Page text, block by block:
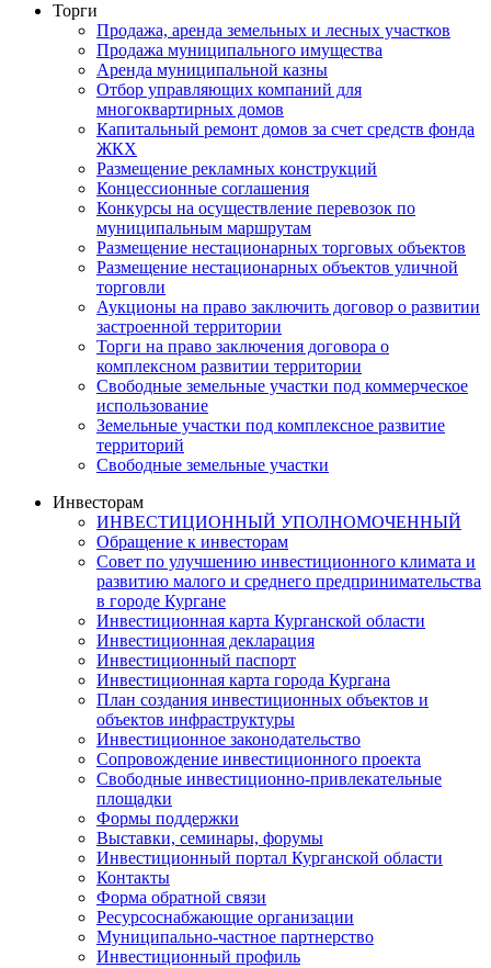
Торги
Продажа, аренда земельных и лесных участков
Продажа муниципального имущества
Аренда муниципальной казны
Отбор управляющих компаний для
многоквартирных домов
Капитальный ремонт домов за счет средств фонда
ЖКХ
Размещение рекламных конструкций
Концессионные соглашения
Конкурсы на осуществление перевозок по
муниципальным маршрутам
Размещение нестационарных торговых объектов
Размещение нестационарных объектов уличной
торговли
Аукционы на право заключить договор о развитии
застроенной территории
Торги на право заключения договора о
комплексном развитии территории
Свободные земельные участки под коммерческое
использование
Земельные участки под комплексное развитие
территорий
Свободные земельные участки
Инвесторам
ИНВЕСТИЦИОННЫЙ УПОЛНОМОЧЕННЫЙ
Обращение к инвесторам
Совет по улучшению инвестиционного климата и
развитию малого и среднего предпринимательства
в городе Кургане
Инвестиционная карта Курганской области
Инвестиционная декларация
Инвестиционный паспорт
Инвестиционная карта города Кургана
План создания инвестиционных объектов и
объектов инфраструктуры
Инвестиционное законодательство
Сопровождение инвестиционного проекта
Свободные инвестиционно-привлекательные
площадки
Формы поддержки
Выставки, семинары, форумы
Инвестиционный портал Курганской области
Контакты
Форма обратной связи
Ресурсоснабжающие организации
Муниципально-частное партнерство
Инвестиционный профиль